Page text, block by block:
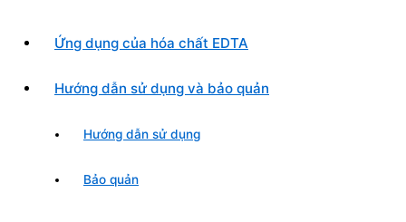
Ứng dụng của hóa chất EDTA
Hướng dẫn sử dụng và bảo quản
Hướng dẫn sử dụng
Bảo quản